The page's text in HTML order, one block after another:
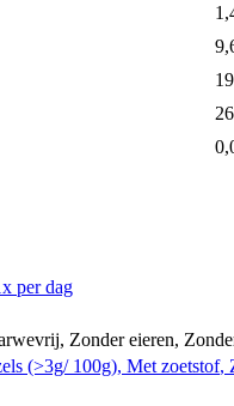
19
26
per dag
, Zonder eieren,
(>3g/ 100g), Met zoetstof,